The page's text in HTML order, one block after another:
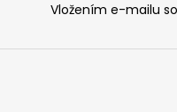
Vložením e-mailu